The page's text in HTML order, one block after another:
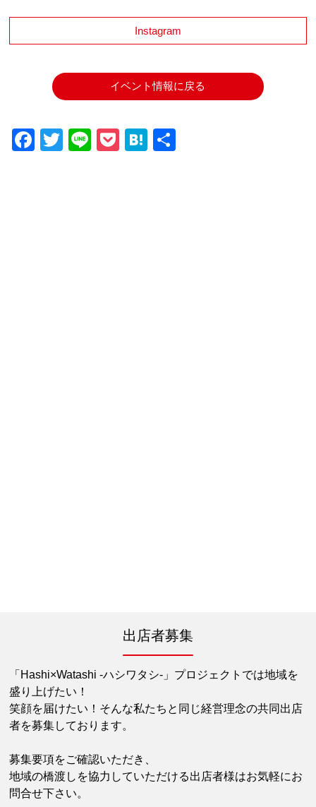
Instagram
イベント情報に戻る
Facebook
Twitter
LinePocketHatena
出店者募集
「Hashi×Watashi -ハシワタシ-」プロジェクトでは地域を
盛り上げたい！
笑顔を届けたい！そんな私たちと同じ経営理念の共同出店
者を募集しております。
募集要項をご確認いただき、
地域の橋渡しを協力していただける出店者様はお気軽にお
問合せ下さい。